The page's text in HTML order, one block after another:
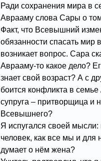
Ради сохранения мира в
Аврааму слова Сары о
Факт, что Всевышний
обязанности спасать
возникает вопрос. Сара
Аврааму-то какое дело?
знает свой возраст? А с
боится конфликта в
супруга – притворщица и
Всевышнего?
Я испугался своей
человек, как все мы и для
думает о нём жена?